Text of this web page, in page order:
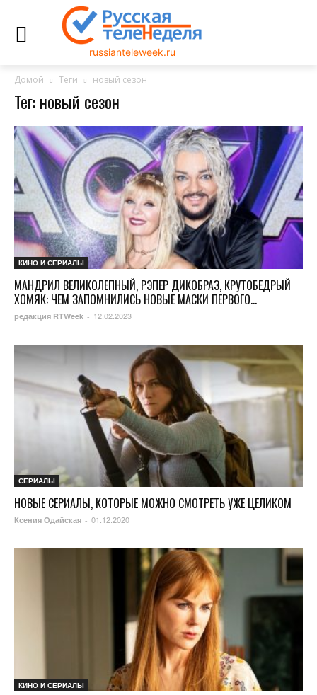
russianteleweek.ru
Домой Теги новый сезон
Тег: новый сезон
КИНО И СЕРИАЛЫ
МАНДРИЛ ВЕЛИКОЛЕПНЫЙ, РЭПЕР ДИКОБРАЗ, КРУТОБЕДРЫЙ
ХОМЯК: ЧЕМ ЗАПОМНИЛИСЬ НОВЫЕ МАСКИ ПЕРВОГО...
редакция RTWeek - 12.02.2023
СЕРИАЛЫ
НОВЫЕ СЕРИАЛЫ, КОТОРЫЕ МОЖНО СМОТРЕТЬ УЖЕ ЦЕЛИКОМ
Ксения Одайская - 01.12.2020
КИНО И СЕРИАЛЫ